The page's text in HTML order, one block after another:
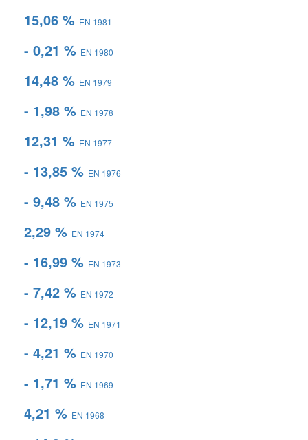
15,06 % EN 1981
- 0,21 % EN 1980
14,48 % EN 1979
- 1,98 % EN 1978
12,31 % EN 1977
- 13,85 % EN 1976
- 9,48 % EN 1975
2,29 % EN 1974
- 16,99 % EN 1973
- 7,42 % EN 1972
- 12,19 % EN 1971
- 4,21 % EN 1970
- 1,71 % EN 1969
4,21 % EN 1968